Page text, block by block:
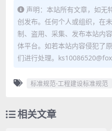
声明：本站所有文章，如无
创发布。任何个人或组织，在
制、盗用、采集、发布本站内
体平台。如若本站内容侵犯了
们进行处理。
标准规范-工程建设标准规范
相关文章